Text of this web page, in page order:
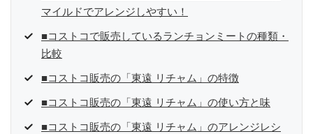
マイルドでアレンジしやすい！
■コストコで販売しているランチョンミートの種類・
比較
■コストコ販売の「東遠 リチャム」の特徴
■コストコ販売の「東遠 リチャム」の使い方と味
■コストコ販売の「東遠 リチャム」のアレンジレシ